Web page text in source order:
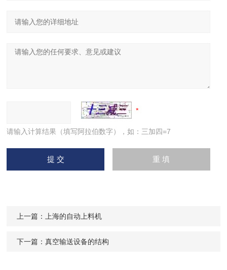
请输入计算结果（填写阿拉伯数字），如：三加四=7
上一篇： 上海的自动上料机
下一篇：真空输送设备的结构